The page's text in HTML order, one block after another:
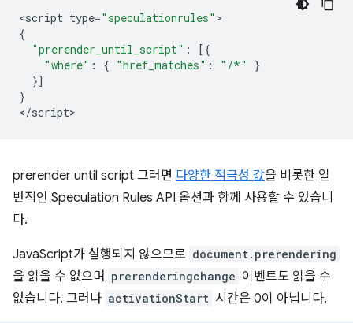
<script type="speculationrules"
{
"prerender_until_script" :
[{
"where" : { "href_matches" : "/*"
}
}]
}
</script
prerender until script 그러면 다양한 적극성 값을 비롯한 일
반적인 Speculation Rules API 옵션과 함께 사용할 수 있습니
다.
JavaScript가 실행되지 않으므로 document.prerendering
을 읽을 수 없으며 prerenderingchange 이벤트도 읽을 수
없습니다. 그러나 activationStart 시간은 0이 아닙니다.